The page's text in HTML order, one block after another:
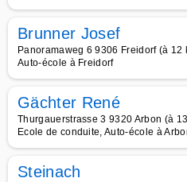
Brunner Josef
Panoramaweg 6 9306 Freidorf (à 12
Auto-école à Freidorf
Gächter René
Thurgauerstrasse 3 9320 Arbon (à
Ecole de conduite, Auto-école à
Steinach